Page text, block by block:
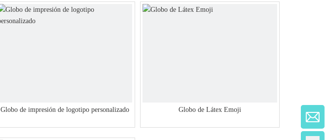
Globo de impresión de logotipo personalizado Globo de Látex Emoji